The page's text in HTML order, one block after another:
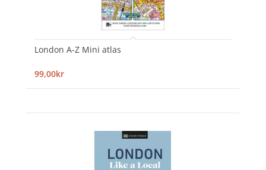
London A-Z Mini atlas
99,00kr